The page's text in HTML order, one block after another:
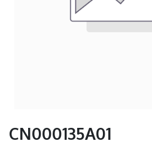
CN000135A01